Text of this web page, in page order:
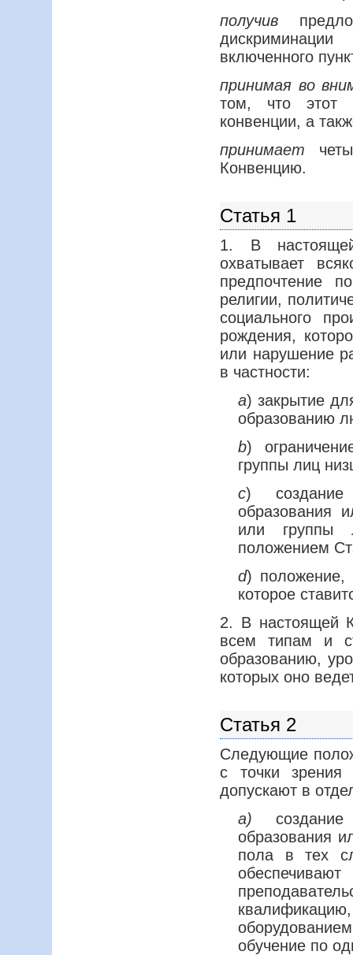
получив
включенного
принимая во
том, что этот
конвенции, а
принимает
Конвенцию.
Статья 1
1. В
охватывает
предпочтение
религии,
социального
рождения,
или нарушение
в частности:
а) закрытие
образованию
b)
группы лиц
с) создание
образования
или группы
положением
d) положение,
которое
2. В настоящей
всем типам и
образованию,
которых оно
Статья 2
Следующие
с точки
допускают в
а)
образования
пола в тех
обучение по